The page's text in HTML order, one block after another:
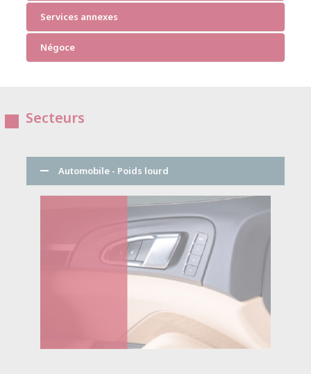
Services annexes
Négoce
Secteurs
Automobile - Poids lourd